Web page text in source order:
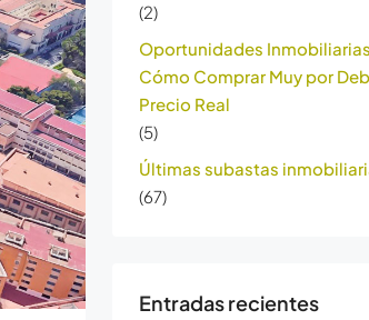
(2)
Oportunidades
Cómo Comprar Muy por
Precio Real
(5)
Últimas subastas
(67)
Entradas recientes